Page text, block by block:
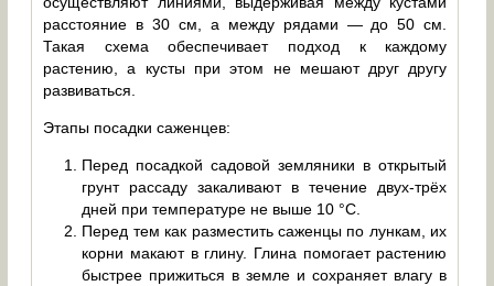
расстояние в 30 см, а между рядами — до 50 см.
Такая схема обеспечивает подход к каждому
растению, а кусты при этом не мешают друг другу
развиваться.
Этапы посадки саженцев:
Перед посадкой садовой земляники в открытый
грунт рассаду закаливают в течение двух-трёх
дней при температуре не выше 10 °С.
Перед тем как разместить саженцы по лункам, их
корни макают в глину. Глина помогает растению
быстрее прижиться в земле и сохраняет влагу в